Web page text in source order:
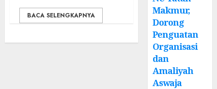
BACA SELENGKAPNYA
Makmur,
Dorong
Penguatan
Organisasi
dan
Amaliyah
Aswaja